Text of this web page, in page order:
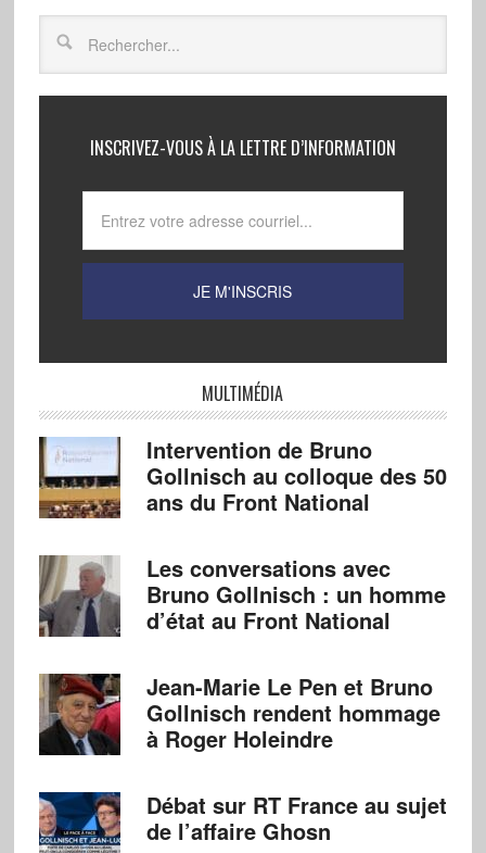
INSCRIVEZ-VOUS À LA LETTRE D’INFORMATION
MULTIMÉDIA
Intervention de Bruno
Gollnisch au colloque des 50
ans du Front National
Les conversations avec
Bruno Gollnisch : un homme
d’état au Front National
Jean-Marie Le Pen et Bruno
Gollnisch rendent hommage
à Roger Holeindre
Débat sur RT France au sujet
de l’affaire Ghosn